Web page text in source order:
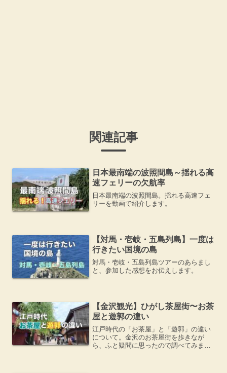
関連記事
日本最南端の波照間島～揺れる高
速フェリーの欠航率
日本最南端の波照間島。揺れる高速フェ
リーを動画で紹介します。
【対馬・壱岐・五島列島】一度は
行きたい国境の島
対馬・壱岐・五島列島ツアーのあらまし
と、参加した感想をお伝えします。
【金沢観光】ひがし茶屋街〜お茶
屋と遊郭の違い
江戸時代の「お茶屋」と「遊郭」の違い
について。金沢のお茶屋街を歩きなが
ら、ふと疑問に思ったので調べてみまし